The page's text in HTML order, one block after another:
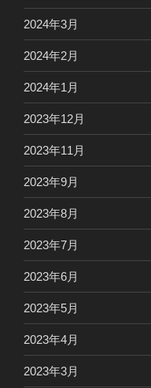
2024年3月
2024年2月
2024年1月
2023年12月
2023年11月
2023年9月
2023年8月
2023年7月
2023年6月
2023年5月
2023年4月
2023年3月